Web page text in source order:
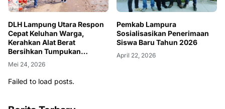
DLH Lampung Utara Respon
Cepat Keluhan Warga,
Kerahkan Alat Berat
Bersihkan Tumpukan
Sampah di Kotabumi Ilir
Mei 24, 2026
Pemkab Lampura
Sosialisasikan Penerimaan
Siswa Baru Tahun 2026
April 22, 2026
Failed to load posts.